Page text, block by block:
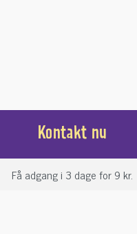
Kontakt nu
Få adgang i 3 dage for 9 kr.